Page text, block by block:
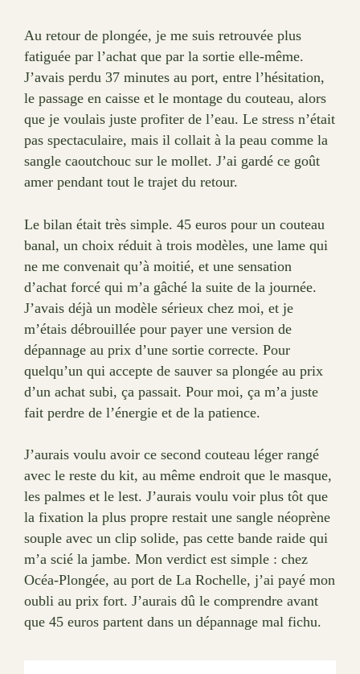
Au retour de plongée, je me suis retrouvée plus
fatiguée par l’achat que par la sortie elle-même.
J’avais perdu 37 minutes au port, entre l’hésitation,
le passage en caisse et le montage du couteau, alors
que je voulais juste profiter de l’eau. Le stress n’était
pas spectaculaire, mais il collait à la peau comme la
sangle caoutchouc sur le mollet. J’ai gardé ce goût
amer pendant tout le trajet du retour.
Le bilan était très simple. 45 euros pour un couteau
banal, un choix réduit à trois modèles, une lame qui
ne me convenait qu’à moitié, et une sensation
d’achat forcé qui m’a gâché la suite de la journée.
J’avais déjà un modèle sérieux chez moi, et je
m’étais débrouillée pour payer une version de
dépannage au prix d’une sortie correcte. Pour
quelqu’un qui accepte de sauver sa plongée au prix
d’un achat subi, ça passait. Pour moi, ça m’a juste
fait perdre de l’énergie et de la patience.
J’aurais voulu avoir ce second couteau léger rangé
avec le reste du kit, au même endroit que le masque,
les palmes et le lest. J’aurais voulu voir plus tôt que
la fixation la plus propre restait une sangle néoprène
souple avec un clip solide, pas cette bande raide qui
m’a scié la jambe. Mon verdict est simple : chez
Océa-Plongée, au port de La Rochelle, j’ai payé mon
oubli au prix fort. J’aurais dû le comprendre avant
que 45 euros partent dans un dépannage mal fichu.